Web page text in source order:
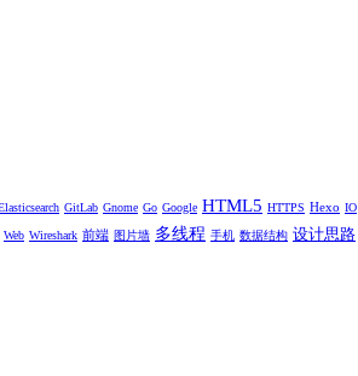
GitLab Gnome Go Google HTML5 HTTPS Hexo IO
Web Wireshark 前端 图片墙 多线程 手机 数据结构 设计思路